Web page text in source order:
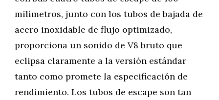
milímetros, junto con los tubos de bajada de
acero inoxidable de flujo optimizado,
proporciona un sonido de V8 bruto que
eclipsa claramente a la versión estándar
tanto como promete la especificación de
rendimiento. Los tubos de escape son tan